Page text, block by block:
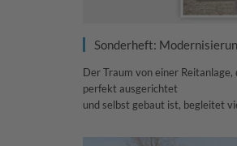
Sonderheft:
Der Traum von einer
perfekt ausgerichtet
und selbst gebaut ist, begleitet